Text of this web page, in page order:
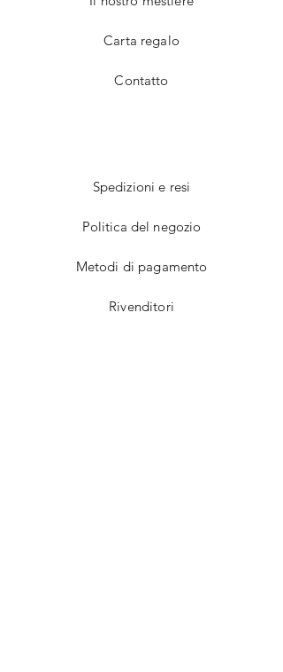
Carta regalo
Contatto
Spedizioni e resi
Politica del negozio
Metodi di pagamento
Rivenditori